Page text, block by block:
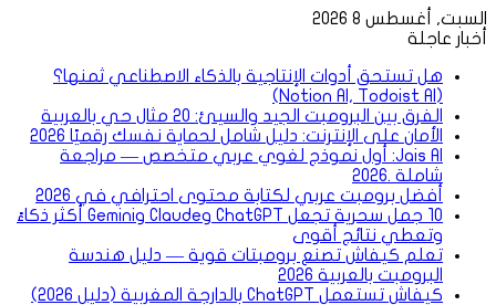
السبت, أغسطس 8 2026
أخبار عاجلة
هل تستحق أدوات الإنتاجية بالذكاء الاصطناعي ثمنها؟
(Notion AI, Todoist AI)
الفرق بين البرومبت الجيد والسيئ: 20 مثال حي بالعربية
الأمان على الإنترنت: دليل شامل لحماية نفسك رقميًا 2026
Jais AI: أول نموذج لغوي عربي متخصص — مراجعة
شاملة .2026
أفضل برومبت عربي لكتابة محتوى احترافي في 2026
10 جمل سحرية تجعل ChatGPT وClaude وGemini أكثر ذكاءً
وتعطي نتائج أقوى
تعلم كيفاش تصنع برومبتات قوية — دليل هندسة
البرومبت بالعربية 2026
كيفاش تستعمل ChatGPT بالدارجة المغربية (دليل 2026)